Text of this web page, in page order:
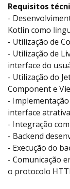
Requisitos
-
Kotlin como
- Utilização de
- Utilização de
interface do
- Utilização do
Component e
-
interface
- Integração
- Backend
- Execução do
- Comunicação
o protocolo